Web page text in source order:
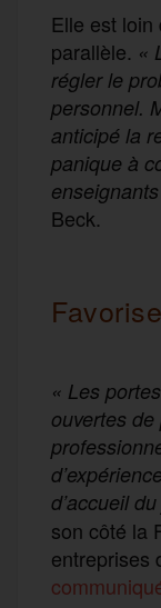
Elle est loin
parallèle. «
régler le
personnel.
anticipé la
panique à
Beck.
« Les
ouvertes
d’accueil
son côté la
entreprises